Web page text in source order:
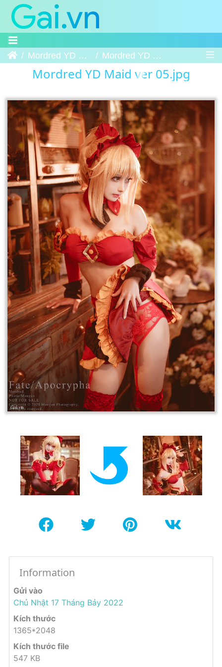
Trang chủMordred YD Maid ver Mordred YD Maid ver 05
Mordred YD Maid ver 05.jpg
Information
Gửi vào
Chủ Nhật 17 Tháng Bảy 2022
Kích thước
1365*2048
Kích thước file
547 KB